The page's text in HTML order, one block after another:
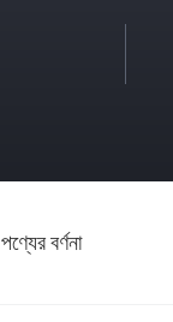
পণ্যের বর্ণনা